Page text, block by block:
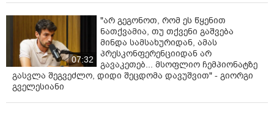
07:32
"არ გეგონოთ, რომ ეს წყენით
ნათქვამია, თუ თქვენი გაშვება
მინდა სამსახურიდან, ამას
პრესკონფერენციიდან არ
გავაკეთებ... მსოფლიო ჩემპიონატზე
გასვლა შეგვეძლო, დიდი შეცდომა დავუშვით" - გიორგი
გველესიანი